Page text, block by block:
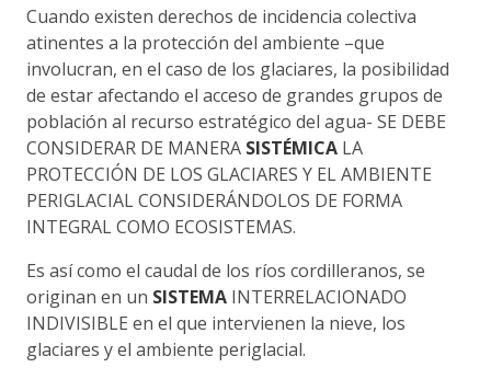
Cuando existen derechos de incidencia colectiva
atinentes a la protección del ambiente –que
involucran, en el caso de los glaciares, la posibilidad
de estar afectando el acceso de grandes grupos de
población al recurso estratégico del agua- SE DEBE
CONSIDERAR DE MANERA SISTÉMICA LA
PROTECCIÓN DE LOS GLACIARES Y EL AMBIENTE
PERIGLACIAL CONSIDERÁNDOLOS DE FORMA
INTEGRAL COMO ECOSISTEMAS.
Es así como el caudal de los ríos cordilleranos, se
originan en un SISTEMA INTERRELACIONADO
INDIVISIBLE en el que intervienen la nieve, los
glaciares y el ambiente periglacial.